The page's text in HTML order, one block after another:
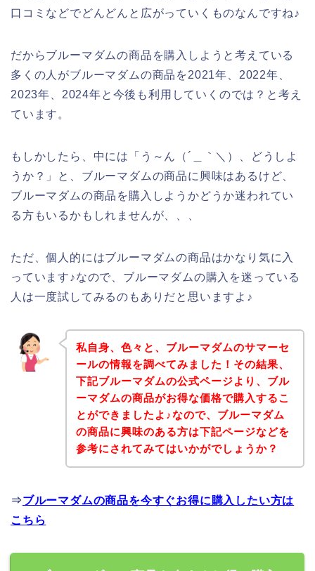
口コミなどでどんどんと広がっていくものなんですね♪
だからブルーマダムの商品を購入しようと考えている
多くの人がブルーマダムの商品を2021年、2022年、
2023年、2024年と今後も利用していくのでは？と考え
ています。
もしかしたら、中には「う～ん（´＿｀＼）、どうしよ
うか？」と、ブルーマダムの商品に興味はあるけど、
ブルーマダムの商品を購入しようかどうか迷われてい
る方もいるかもしれませんが、、、
ただ、個人的にはブルーマダムの商品はかなり気に入
っています♪なので、ブルーマダムの購入を迷っている
人は一度試してみるのもありだと思いますよ♪
私自身、色々と、ブルーマダムのサマーセ
ールの情報を調べてみました！その結果、
下記ブルーマダムの公式ページより、ブル
ーマダムの商品がお得な価格で購入するこ
とができましたよ♪なので、ブルーマダム
の商品に興味のある方は下記ページなどを
参考にされてみてはいかがでしょうか？
⇒ブルーマダムの商品を今すぐお得に購入したい方は
こちら